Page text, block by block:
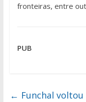
fronteiras, entre
PUB
← Funchal voltou